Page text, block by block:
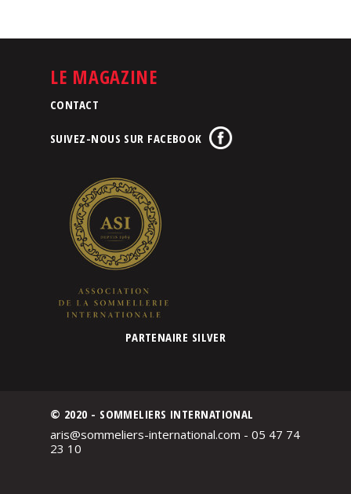
LE MAGAZINE
CONTACT
SUIVEZ-NOUS SUR FACEBOOK
PARTENAIRE SILVER
© 2020 - SOMMELIERS INTERNATIONAL
aris@sommeliers-international.com - 05 47 74
23 10